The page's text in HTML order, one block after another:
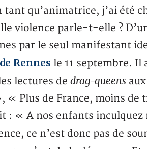
qu’animatrice, j’ai été
violence parle-t-elle ?
par le seul manifestant
Rennes le 11 septembre. Il
lectures de drag-queensaux
« Plus de France, moins
: « A nos enfants inculquez
ce n’est donc pas de